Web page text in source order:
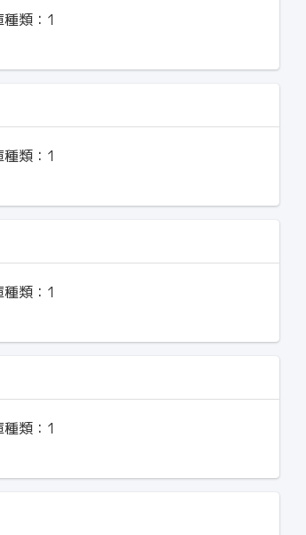
類： 1
類： 1
類： 1
類： 1